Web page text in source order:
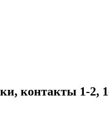
контакты 1-2,